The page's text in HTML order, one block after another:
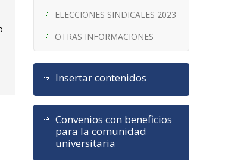
ELECCIONES SINDICALES 2023
OTRAS INFORMACIONES
Insertar contenidos
Convenios con beneficios
para la comunidad
universitaria